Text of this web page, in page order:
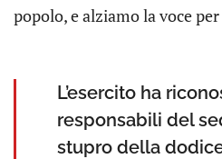
popolo, e alziamo la voce
L’esercito ha
responsabili del
stupro della